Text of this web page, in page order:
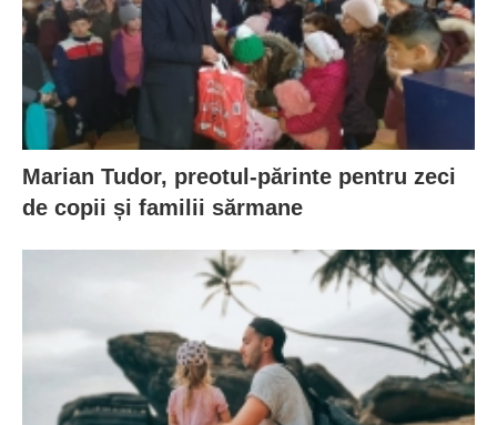
Marian Tudor, preotul-părinte pentru zeci
de copii și familii sărmane